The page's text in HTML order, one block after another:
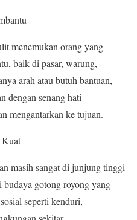
menemukan orang yang
baik di pasar, warung,
arah atau butuh bantuan,
dengan senang hati
mengantarkan ke tujuan.
Kuat
masih sangat di junjung tinggi
gotong royong yang
seperti kenduri,